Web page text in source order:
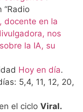
docente en la
nos
la IA, su
Hoy en día.
5,4, 11, 12, 20,
el ciclo Viral.